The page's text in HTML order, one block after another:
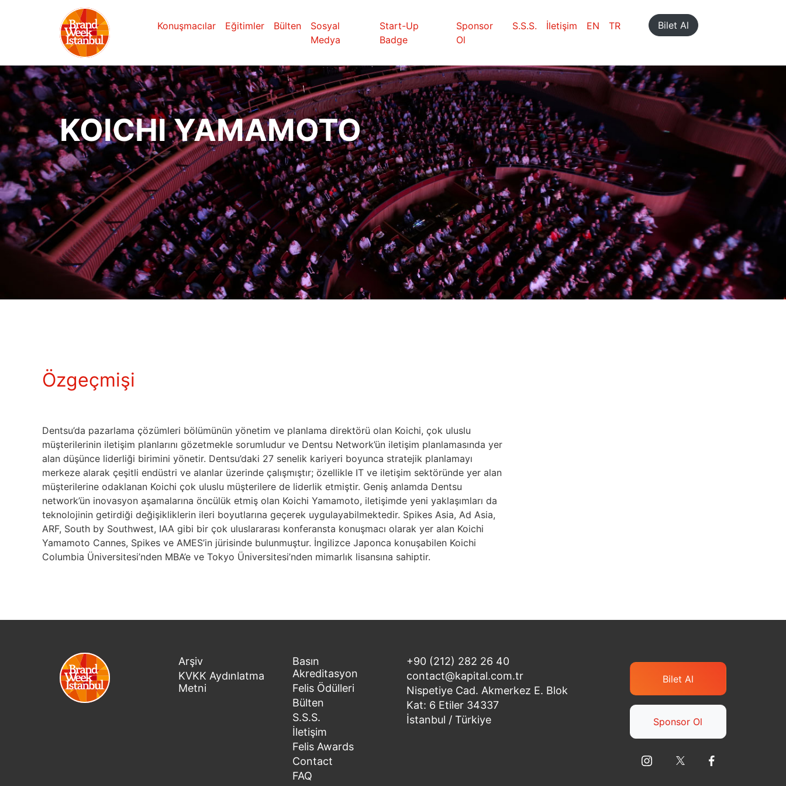
Konuşmacılar Eğitimler Bülten
Sosyal
Medya
Start-Up
Badge
Sponsor
Ol
S.S.S. İletişim EN TR Bilet Al
KOICHI YAMAMOTO
Özgeçmişi
Dentsu’da pazarlama çözümleri bölümünün yönetim ve planlama direktörü olan Koichi, çok uluslu
müşterilerinin iletişim planlarını gözetmekle sorumludur ve Dentsu Network’ün iletişim planlamasında yer
alan düşünce liderliği birimini yönetir. Dentsu’daki 27 senelik kariyeri boyunca stratejik planlamayı
merkeze alarak çeşitli endüstri ve alanlar üzerinde çalışmıştır; özellikle IT ve iletişim sektöründe yer alan
müşterilerine odaklanan Koichi çok uluslu müşterilere de liderlik etmiştir. Geniş anlamda Dentsu
network’ün inovasyon aşamalarına öncülük etmiş olan Koichi Yamamoto, iletişimde yeni yaklaşımları da
teknolojinin getirdiği değişikliklerin ileri boyutlarına geçerek uygulayabilmektedir. Spikes Asia, Ad Asia,
ARF, South by Southwest, IAA gibi bir çok uluslararası konferansta konuşmacı olarak yer alan Koichi
Yamamoto Cannes, Spikes ve AMES’in jürisinde bulunmuştur. İngilizce Japonca konuşabilen Koichi
Columbia Üniversitesi’nden MBA’e ve Tokyo Üniversitesi’nden mimarlık lisansına sahiptir.
Arşiv
KVKK Aydınlatma
Metni
Basın
Akreditasyon
Felis Ödülleri
Bülten
S.S.S.
İletişim
Felis Awards
Contact
FAQ
+90 (212) 282 26 40
contact@kapital.com.tr
Nispetiye Cad. Akmerkez E. Blok
Kat: 6 Etiler 34337
İstanbul / Türkiye
Bilet Al
Sponsor Ol